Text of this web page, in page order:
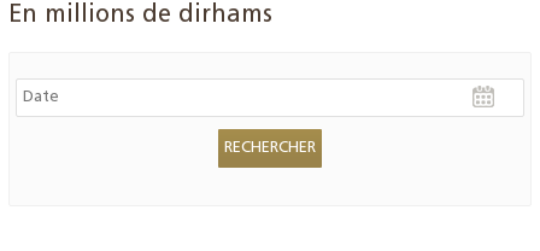
En millions de dirhams